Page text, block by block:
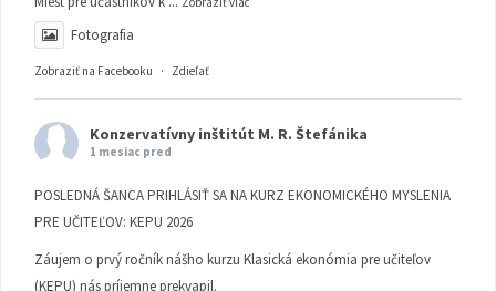
Fotografia
Zobraziť na Facebooku · Zdieľať
Konzervatívny inštitút M. R. Štefánika
1 mesiac pred
POSLEDNÁ ŠANCA PRIHLÁSIŤ SA NA KURZ EKONOMICKÉHO MYSLENIA
PRE UČITEĽOV: KEPU 2026
Záujem o prvý ročník nášho kurzu Klasická ekonómia pre učiteľov
(KEPU) nás príjemne prekvapil.